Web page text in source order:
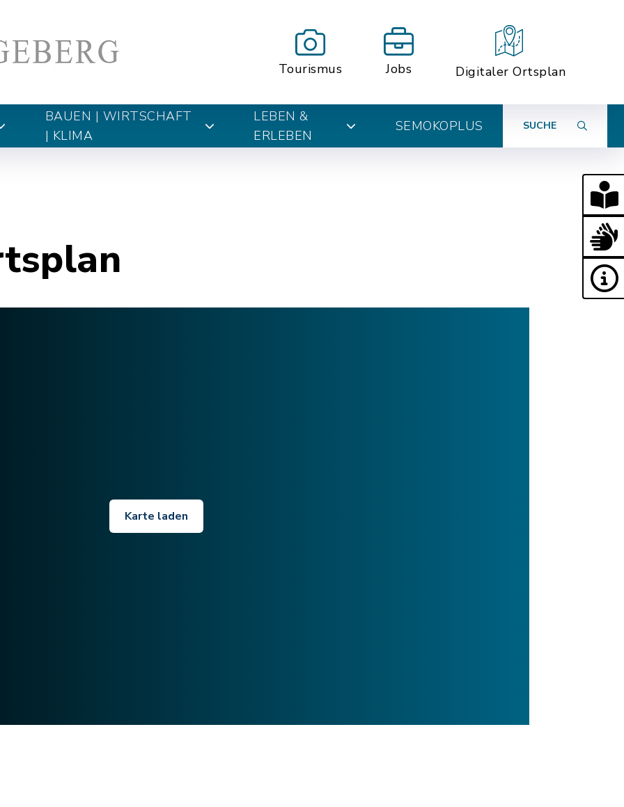
Tourismus Jobs Digitaler Ortsplan
BAUEN | WIRTSCHAFT
| KLIMA
LEBEN &
ERLEBEN
SEMOKOPLUS SUCHE
Karte laden